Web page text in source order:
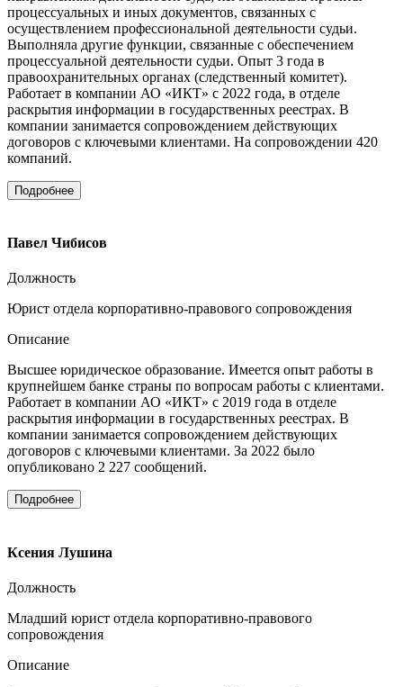
процессуальных и иных документов, связанных с
осуществлением профессиональной деятельности судьи.
Выполняла другие функции, связанные с обеспечением
процессуальной деятельности судьи. Опыт 3 года в
правоохранительных органах (следственный комитет).
Работает в компании АО «ИКТ» с 2022 года, в отделе
раскрытия информации в государственных реестрах. В
компании занимается сопровождением действующих
договоров с ключевыми клиентами. На сопровождении 420
компаний.
Подробнее
Павел Чибисов
Должность
Юрист отдела корпоративно-правового сопровождения
Описание
Высшее юридическое образование. Имеется опыт работы в
крупнейшем банке страны по вопросам работы с клиентами.
Работает в компании АО «ИКТ» с 2019 года в отделе
раскрытия информации в государственных реестрах. В
компании занимается сопровождением действующих
договоров с ключевыми клиентами. За 2022 было
опубликовано 2 227 сообщений.
Подробнее
Ксения Лушина
Должность
Младший юрист отдела корпоративно-правового
сопровождения
Описание